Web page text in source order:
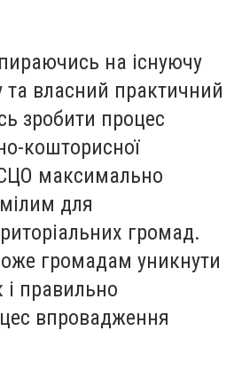
на існуючу
та власний практичний
зробити процес
кошторисної
максимально
для
громад.
громадам уникнути
правильно
впровадження